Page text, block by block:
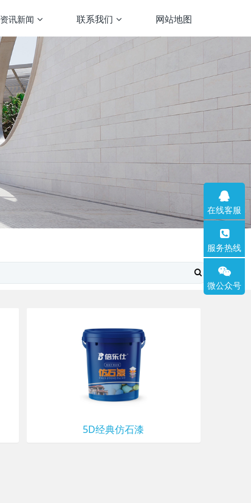
资讯新闻 联系我们 网站地图
5D经典仿石漆
在线客服
服务热线
微公众号